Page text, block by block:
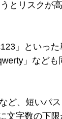
とリスクが高
」といっ
」なども
ど、短いパ
字数の下限